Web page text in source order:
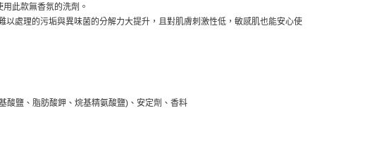
此款無香氛的洗劑。
處理的污垢與異味菌的分解力大提升，且對肌膚刺激性低，敏感肌也能安心使
酸鹽、脂肪酸鉀、烷基精氨酸鹽)、安定劑、香料